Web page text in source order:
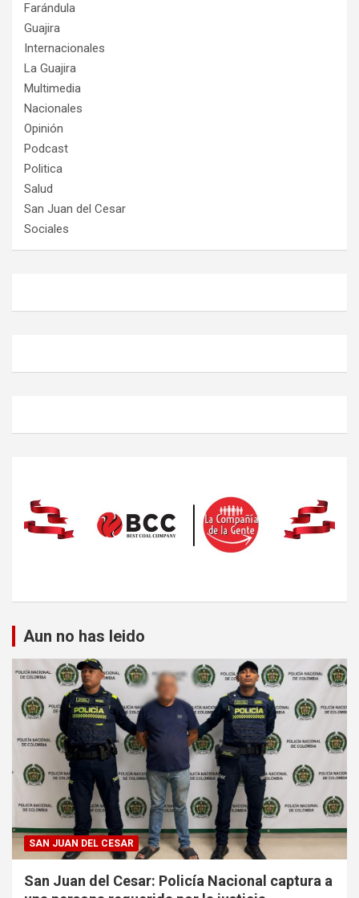
Farándula
Guajira
Internacionales
La Guajira
Multimedia
Nacionales
Opinión
Podcast
Politica
Salud
San Juan del Cesar
Sociales
Aun no has leido
SAN JUAN DEL CESAR
San Juan del Cesar: Policía Nacional captura a